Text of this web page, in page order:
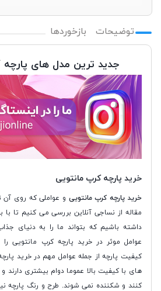
توضیحات بازخوردها
جدید ترین مدل های
خرید پارچه کرپ مانتویی
خرید پارچه کرپ مانتویی و عواملی که روی آن
مقاله از نساجی آنلاین بررسی می کنیم تا با
داشته باشیم که بتواند ما را به دنیای
عوامل موثر در خرید پارچه کرپ مانتویی را
کیفیت پارچه از جمله عوامل مهم در خرید
های با کیفیت بالا عموما دوام بیشتری
کنند و شکننده نمی شوند. طرح و رنگ پارچه